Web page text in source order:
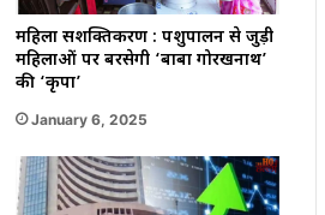
महिला सशक्तिकरण : पशुपालन से जुड़ी
महिलाओं पर बरसेगी ‘बाबा गोरखनाथ’
की ‘कृपा’
January 6, 2025